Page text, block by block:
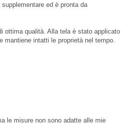
ed è pronta da
ottima qualità. Alla tela è stato applicato
mantiene intatti le proprietà nel tempo.
le misure non sono adatte alle mie